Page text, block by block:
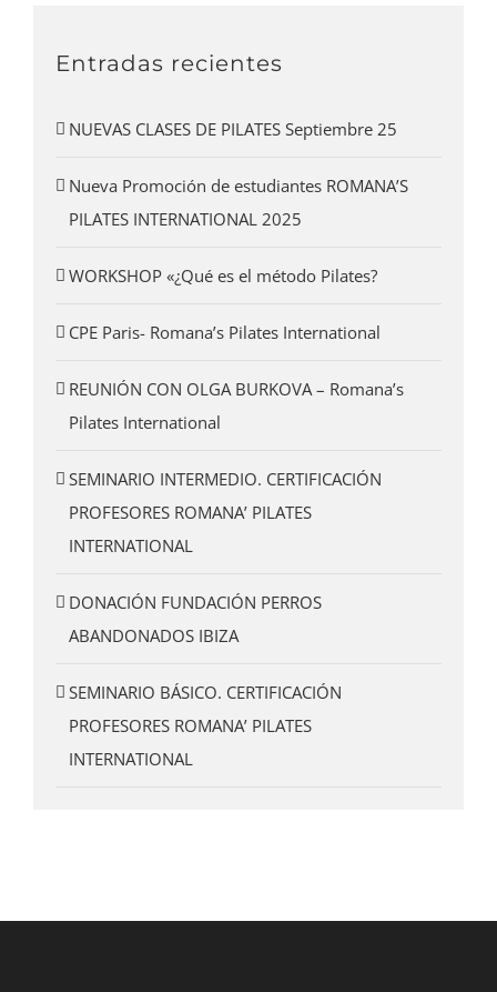
Entradas recientes
NUEVAS CLASES DE PILATES Septiembre 25
Nueva Promoción de estudiantes ROMANA’S
PILATES INTERNATIONAL 2025
WORKSHOP «¿Qué es el método Pilates?
CPE Paris- Romana’s Pilates International
REUNIÓN CON OLGA BURKOVA – Romana’s
Pilates International
SEMINARIO INTERMEDIO. CERTIFICACIÓN
PROFESORES ROMANA’ PILATES
INTERNATIONAL
DONACIÓN FUNDACIÓN PERROS
ABANDONADOS IBIZA
SEMINARIO BÁSICO. CERTIFICACIÓN
PROFESORES ROMANA’ PILATES
INTERNATIONAL